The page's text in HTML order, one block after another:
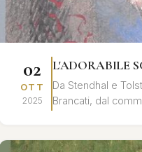
02
OTT
2025
L'ADORABILE
Da Stendhal e
Brancati, dal